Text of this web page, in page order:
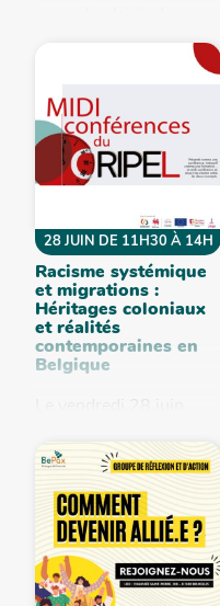
annoncer la parution de
publication : Outil
d’animation sur la
thématique du racisme,
afin de...
28 JUIN DE 11H30 À 14H
Racisme systémique
et migrations :
Héritages coloniaux
et réalités
contemporaines en
Belgique
Cripel dans le cadre
approfondie qui
explorera comment les
discriminations raciales
institutionnalisées,